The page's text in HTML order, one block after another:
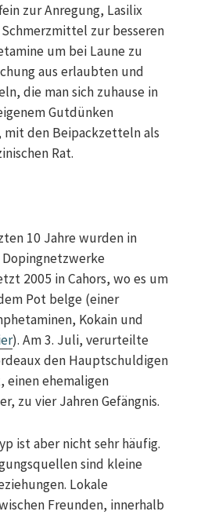
zur Anregung, Lasilix
zur besseren
um bei Laune zu
aus erlaubten und
die man sich zuhause in
Gutdünken
den Beipackzetteln als
Rat.
10 Jahre wurden in
Dopingnetzwerke
2005 in Cahors, wo es um
Pot belge (einer
Kokain und
). Am 3. Juli, verurteilte
den Hauptschuldigen
einen ehemaligen
zu vier Jahren Gefängnis.
ist aber nicht sehr häufig.
sind kleine
Lokale
Freunden, innerhalb